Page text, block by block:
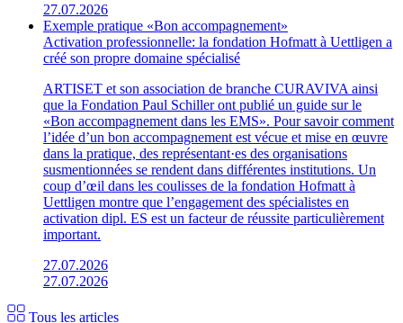
27.07.2026
Exemple pratique «Bon accompagnement»
Activation professionnelle: la fondation Hofmatt à Uettligen a
créé son propre domaine spécialisé
ARTISET et son association de branche CURAVIVA ainsi
que la Fondation Paul Schiller ont publié un guide sur le
«Bon accompagnement dans les EMS». Pour savoir comment
l’idée d’un bon accompagnement est vécue et mise en œuvre
dans la pratique, des représentant·es des organisations
susmentionnées se rendent dans différentes institutions. Un
coup d’œil dans les coulisses de la fondation Hofmatt à
Uettligen montre que l’engagement des spécialistes en
activation dipl. ES est un facteur de réussite particulièrement
important.
27.07.2026
27.07.2026
Tous les articles